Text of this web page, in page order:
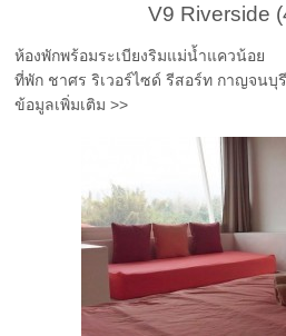
V9 Riverside
ห้องพักพร้อมระเบียงริมแม่น้ำแควน้อย
ที่พัก ชาศร ริเวอร์ไซด์ รีสอร์ท กาญจนบุรี
ข้อมูลเพิ่มเติม >>